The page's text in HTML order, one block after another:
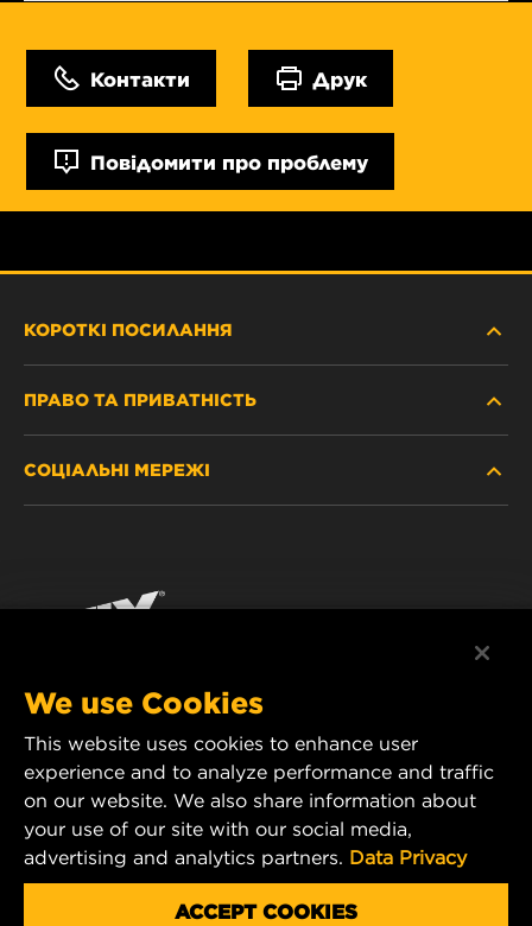
Контакти Друк
Повідомити про проблему
КОРОТКІ ПОСИЛАННЯ
ПРАВО ТА ПРИВАТНІСТЬ
ЗАХИСТ ПЕРСОНАЛЬНИХ ДАНИХ
РЕКВІЗИТИ
СОЦІАЛЬНІ МЕРЕЖІ
MANN+HUMMEL FT Poland
ul. Wrocławska 145,
63-800 GOSTYŃ, POLAND
Tel. +48 65 572 89 00
E-mail:info@mann-hummel.com
We use Cookies
This website uses cookies to enhance user
experience and to analyze performance and traffic
on our website. We also share information about
your use of our site with our social media,
advertising and analytics partners. Data Privacy
ACCEPT COOKIES